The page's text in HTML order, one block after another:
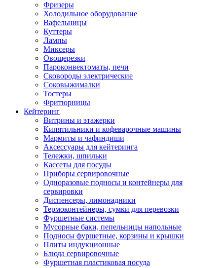
Фризеры
Холодильное оборудование
Вафельницы
Куттеры
Лампы
Миксеры
Овощерезки
Пароконвектоматы, печи
Сковороды электрические
Соковыжималки
Тостеры
Фритюрницы
Кейтеринг
Витрины и этажерки
Кипятильники и кофеварочные машины
Мармиты и чафиндиши
Аксессуары для кейтеринга
Тележки, шпильки
Кассеты для посуды
Приборы сервировочные
Одноразовые подносы и контейнеры для
сервировки
Диспенсеры, лимонадники
Термоконтейнеры, сумки для перевозки
Фуршетные системы
Мусорные баки, пепельницы напольные
Подносы фуршетные, корзины и крышки
Плиты индукционные
Блюда сервировочные
Фуршетная пластиковая посуда